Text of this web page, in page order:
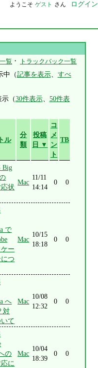
ようこそ ゲスト さん ログイン
覧 ・ トラックバック一覧
中（記事を表示、 すべ
（30件表示、 50件表
ル
分
類
投稿
日 ▼
コ
メ
ン
ト
TB
Big
応状
Mac
11/11
14:14
0 0
で
ー
つ
Mac
10/15
18:18
0 0
へ
対
て
Mac
10/08
12:32
0 0
の
応に
Mac
10/04
18:39
0 0